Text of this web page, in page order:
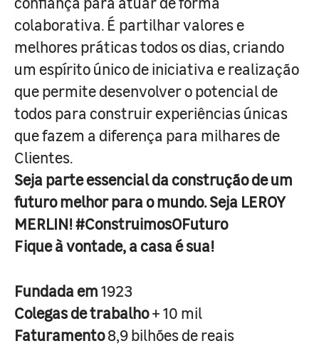
colaborativa. É partilhar valores e
melhores práticas todos os dias, criando
um espírito único de iniciativa e realização
que permite desenvolver o potencial de
todos para construir experiências únicas
que fazem a diferença para milhares de
Clientes.
Seja parte essencial da construção de um
futuro melhor para o mundo. Seja LEROY
MERLIN! #ConstruimosOFuturo
Fique à vontade, a casa é sua!
Fundada em1923
Colegas de trabalho+ 10 mil
Faturamento8,9 bilhões de reais